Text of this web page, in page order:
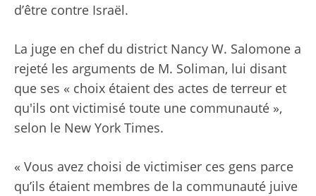
d’être contre Israël.
La juge en chef du district Nancy W. Salomone a
rejeté les arguments de M. Soliman, lui disant
que ses « choix étaient des actes de terreur et
qu'ils ont victimisé toute une communauté »,
selon le New York Times.
« Vous avez choisi de victimiser ces gens parce
qu’ils étaient membres de la communauté juive